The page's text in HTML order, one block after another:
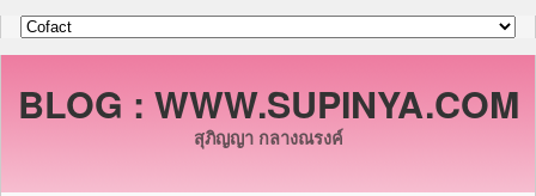
BLOG : WWW.SUPINYA.COM
สุภิญญา กลางณรงค์